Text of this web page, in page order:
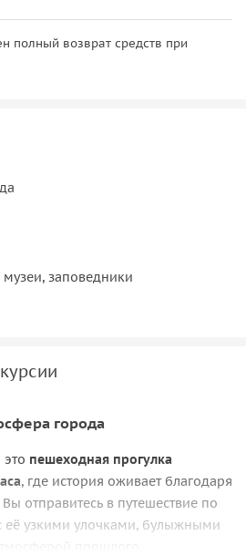
полный возврат средств при
заповедники
города
пешеходная прогулка
, где история оживает благодаря
отправитесь в путешествие по
её узкими улочками, булыжными